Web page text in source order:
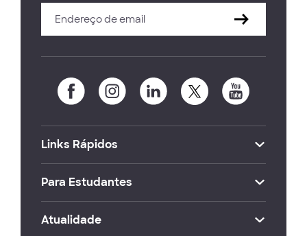
Links Rápidos
Para Estudantes
Atualidade